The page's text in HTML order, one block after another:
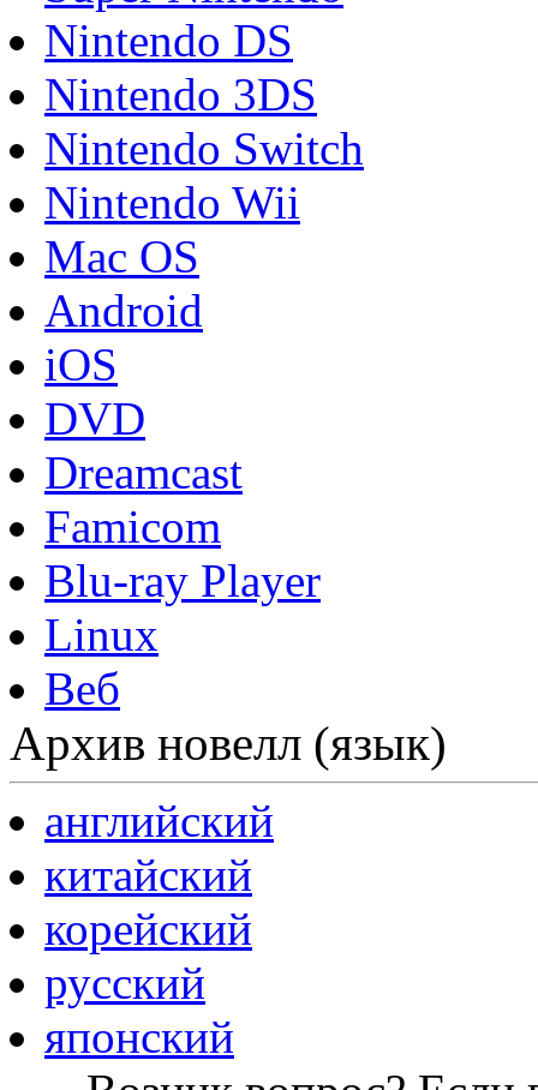
Nintendo DS
Nintendo 3DS
Nintendo Switch
Nintendo Wii
Mac OS
Android
iOS
DVD
Dreamcast
Famicom
Blu-ray Player
Linux
Веб
Архив новелл (язык)
английский
китайский
корейский
русский
японский